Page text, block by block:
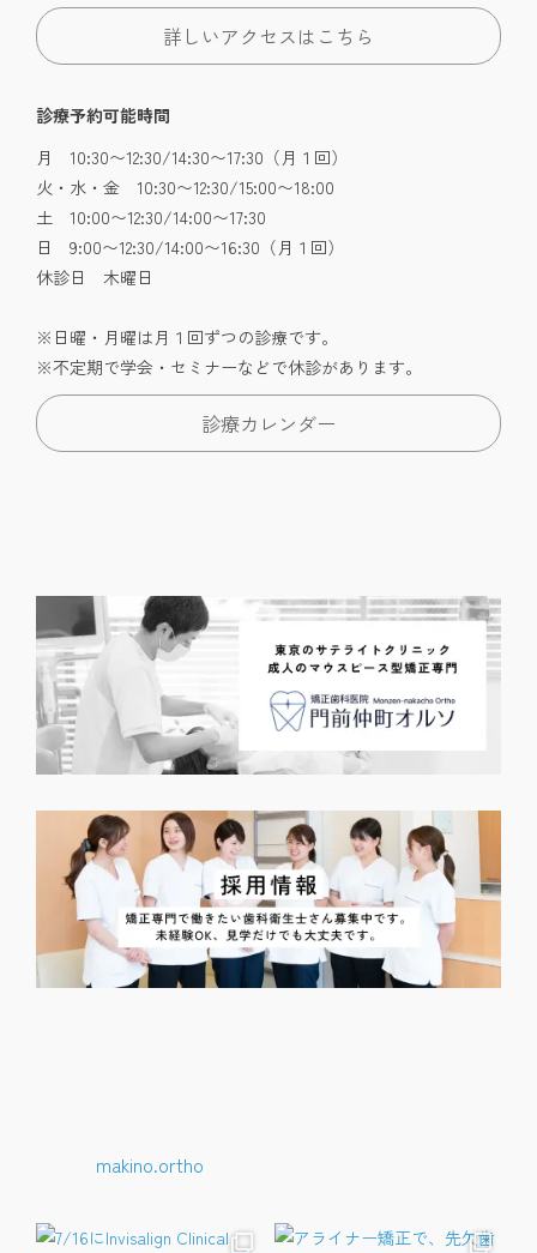
詳しいアクセスはこちら
診療予約可能時間
月 10:30〜12:30/14:30〜17:30（月１回）
火・水・金 10:30〜12:30/15:00〜18:00
土 10:00〜12:30/14:00〜17:30
日 9:00〜12:30/14:00〜16:30（月１回）
休診日 木曜日
※日曜・月曜は月１回ずつの診療です。
※不定期で学会・セミナーなどで休診があります。
診療カレンダー
makino.ortho